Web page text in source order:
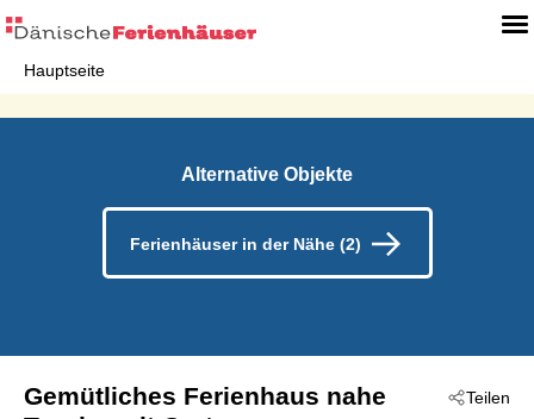
Hauptseite
Alternative Objekte
Ferienhäuser in der Nähe (2)
Teilen
Gemütliches Ferienhaus nahe